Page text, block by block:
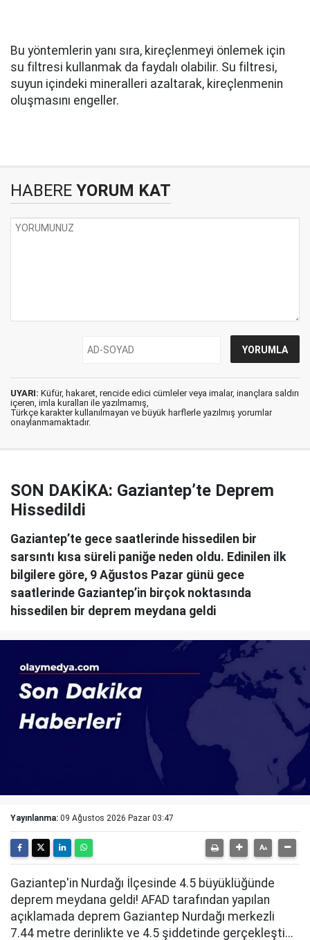
Bu yöntemlerin yanı sıra, kireçlenmeyi önlemek için
su filtresi kullanmak da faydalı olabilir. Su filtresi,
suyun içindeki mineralleri azaltarak, kireçlenmenin
oluşmasını engeller.
HABERE YORUM KAT
UYARI: Küfür, hakaret, rencide edici cümleler veya imalar, inançlara saldırı
içeren, imla kuralları ile yazılmamış,
Türkçe karakter kullanılmayan ve büyük harflerle yazılmış yorumlar
onaylanmamaktadır.
SON DAKİKA: Gaziantep’te Deprem
Hissedildi
Gaziantep’te gece saatlerinde hissedilen bir
sarsıntı kısa süreli paniğe neden oldu. Edinilen ilk
bilgilere göre, 9 Ağustos Pazar günü gece
saatlerinde Gaziantep’in birçok noktasında
hissedilen bir deprem meydana geldi
Yayınlanma: 09 Ağustos 2026 Pazar 03:47
Gaziantep'in Nurdağı İlçesinde 4.5 büyüklüğünde
deprem meydana geldi! AFAD tarafından yapılan
açıklamada deprem Gaziantep Nurdağı merkezli
7.44 metre derinlikte ve 4.5 şiddetinde gerçekleşti...